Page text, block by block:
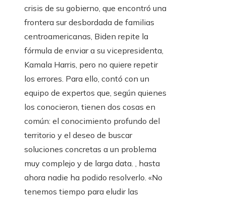
crisis de su gobierno, que encontró una
frontera sur desbordada de familias
centroamericanas, Biden repite la
fórmula de enviar a su vicepresidenta,
Kamala Harris, pero no quiere repetir
los errores. Para ello, contó con un
equipo de expertos que, según quienes
los conocieron, tienen dos cosas en
común: el conocimiento profundo del
territorio y el deseo de buscar
soluciones concretas a un problema
muy complejo y de larga data. , hasta
ahora nadie ha podido resolverlo. «No
tenemos tiempo para eludir las